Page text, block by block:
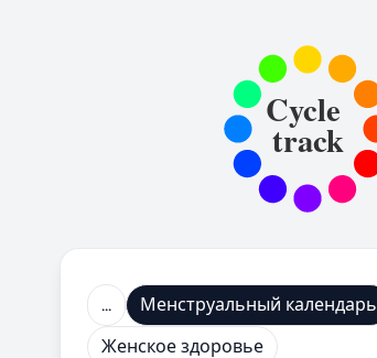
...
Менструальный календарь
Женское здоровье